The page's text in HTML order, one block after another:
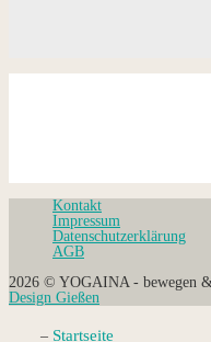
Kontakt
Impressum
Datenschutz­erklärung
AGB
2026 © YOGAINA - bewegen &
Design Gießen
Startseite